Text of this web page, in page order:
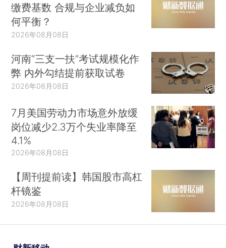
缴费基数 合规与企业减负如
何平衡？
2026年08月08日
河南“三支一扶”考试规模化作
弊 内外勾结提前获取试卷
2026年08月08日
7月美国劳动力市场意外放缓
岗位减少2.3万个失业率降至
4.1%
2026年08月08日
【周刊提前读】韩国股市高杠
杆镜鉴
2026年08月08日